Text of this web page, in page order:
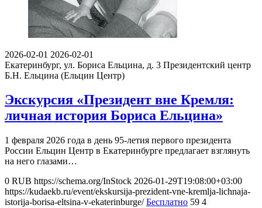
2026-02-01 2026-02-01
Екатеринбург, ул. Бориса Ельцина, д. 3 Президентский центр
Б.Н. Ельцина (Ельцин Центр)
Экскурсия «Президент вне Кремля:
личная история Бориса Ельцина»
1 февраля 2026 года в день 95-летия первого президента
России Ельцин Центр в Екатеринбурге предлагает взглянуть
на него глазами…
0 RUB https://schema.org/InStock 2026-01-29T19:08:00+03:00
https://kudaekb.ru/event/ekskursija-prezident-vne-kremlja-lichnaja-
istorija-borisa-eltsina-v-ekaterinburge/ Бесплатно 59 4